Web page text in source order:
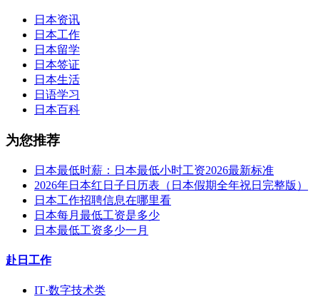
日本资讯
日本工作
日本留学
日本签证
日本生活
日语学习
日本百科
为您推荐
日本最低时薪：日本最低小时工资2026最新标准
2026年日本红日子日历表（日本假期全年祝日完整版）
日本工作招聘信息在哪里看
日本每月最低工资是多少
日本最低工资多少一月
赴日工作
IT·数字技术类